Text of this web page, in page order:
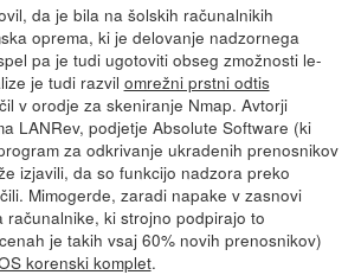
da je bila na šolskih računalnikih
oprema, ki je delovanje nadzornega
pa je tudi ugotoviti obseg zmožnosti le-
je tudi razvil omrežni prstni odtis
v orodje za skeniranje Nmap. Avtorji
LANRev, podjetje Absolute Software (ki
za odkrivanje ukradenih prenosnikov
izjavili, da so funkcijo nadzora preko
Mimogerde, zaradi napake v zasnovi
računalnike, ki strojno podpirajo to
je takih vsaj 60% novih prenosnikov)
korenski komplet.